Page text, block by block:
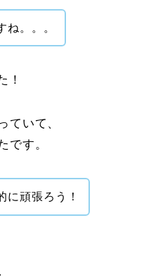
ね。。。
！
ていて、
です。
に頑張ろう！